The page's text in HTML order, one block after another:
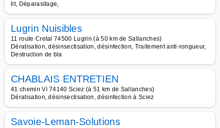
lit, Déparasitage,
Lugrin Nuisibles
11 route Cretal 74500 Lugrin (à 50 km de Sallanches)
Dératisation, désinsectisation, désinfection, Traitement anti-rongueur,
Destruction de bla
CHABLAIS ENTRETIEN
41 chemin Vi 74140 Sciez (à 51 km de Sallanches)
Dératisation, désinsectisation, désinfection à Sciez
Savoie-Leman-Solutions